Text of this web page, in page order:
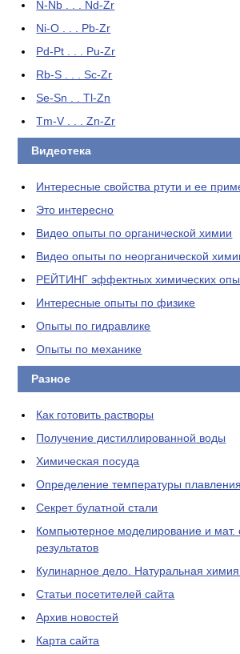
N-Nb . . . Nd-Zr
Ni-O . . . Pb-Zr
Pd-Pt . . . Pu-Zr
Rb-S . . . Sc-Zr
Se-Sn . . Tl-Zn
Tm-V . . . Zn-Zr
Видеотека
Интересные свойства ртути и ее
Это интересно
Видео опыты по органической химии
Видео опыты по неорганической
РЕЙТИНГ эффектных химических
Интересные опыты по физике
Опыты по гидравлике
Опыты по механике
Разное
Как готовить растворы
Получение дистиллированной воды
Химическая посуда
Определение температуры плавления
Секрет булатной стали
Компьютерное моделирование и мат.
результатов
Кулинарное дело. Натуральная
Статьи посетителей сайта
Архив новостей
Карта сайта